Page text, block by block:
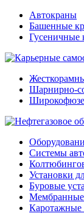
Автокраны
Башенные
Гусеничные
Шарнирно-
Системы
Установки
Буровые
Мембранные
Каротажные